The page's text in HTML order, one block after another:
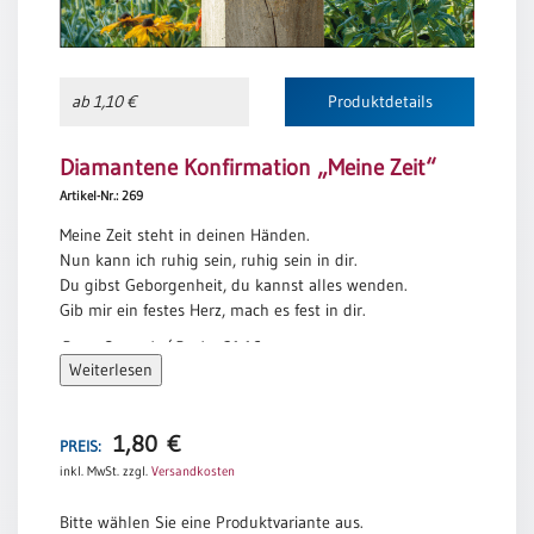
Eheschliessung
neutrale
Abendmahlszulassung
Kirchen(wieder)eintritt
PC-
Urkunden
Neuerscheinungen
ab 1,10 € Produktdetails
Diamantene Konfirmation „Meine Zeit“
Artikel-Nr.: 269
Meine Zeit steht in deinen Händen.
Nun kann ich ruhig sein, ruhig sein in dir.
Du gibst Geborgenheit, du kannst alles wenden.
Gib mir ein festes Herz, mach es fest in dir.
Peter Strauch / Psalm 31,16
Weiterlesen
PREIS: 1,80 €
inkl. MwSt. zzgl. Versandkosten
Bitte wählen Sie eine Produktvariante aus.